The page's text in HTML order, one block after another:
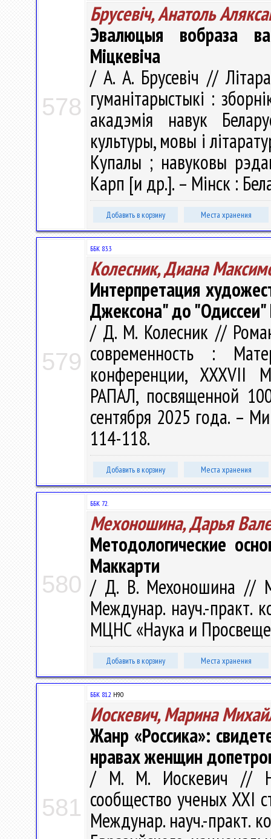
578
Брусевіч, Анатоль
Эвалюцыя вобраза
Міцкевіча
/ А. А. Брусевіч //
гуманітарыстыкі :
акадэмія навук
культуры, мовы і
Купалы ; навуковы
Карп [и др.]. – Мінск :
Добавить в корзину Места хранения
579
ББК 83.3
Колесник, Диана
Интерпретация
Джексона" до "Одиссеи"
/ Д. М. Колесник //
современность :
конференции, XXXVII
РАПАЛ, посвященной
сентября 2025 года. –
114-118.
Добавить в корзину Места хранения
580
ББК 72.
Мехоношина, Дарья
Методологические
Маккарти
/ Д. В. Мехоношина //
Междунар. науч.-практ.
МЦНС «Наука и
Добавить в корзину Места хранения
581
ББК 81.2 Н90
Иоскевич, Марина
Жанр «Россика»:
нравах женщин
/ М. М. Иоскевич //
сообщество ученых ХХI
Междунар. науч.-практ.